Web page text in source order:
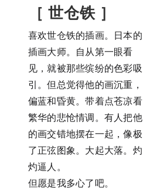
［ 世仓铁 ］
喜欢世仓铁的插画。日本的
插画大师。自从第一眼看
见，就被那些缤纷的色彩吸
引。但总觉得他的画沉重，
偏蓝和昏黄。带着点苍凉看
繁华的悲怆情调。有人把他
的画交错地摆在一起，像极
了正弦图象。大起大落。灼
灼逼人。
但愿是我多心了吧。